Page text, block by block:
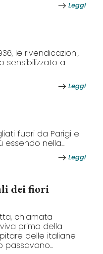
Leggi
le rivendicazioni,
sensibilizzato a
Leggi
fuori da Parigi e
nella...
Leggi
dei fiori
chiamata
prima della
delle italiane
passavano...